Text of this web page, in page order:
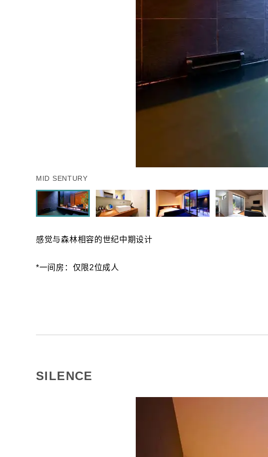
MID SENTURY
感觉与森林相容的世纪中期设计
*一间房：仅限2位成人
SILENCE